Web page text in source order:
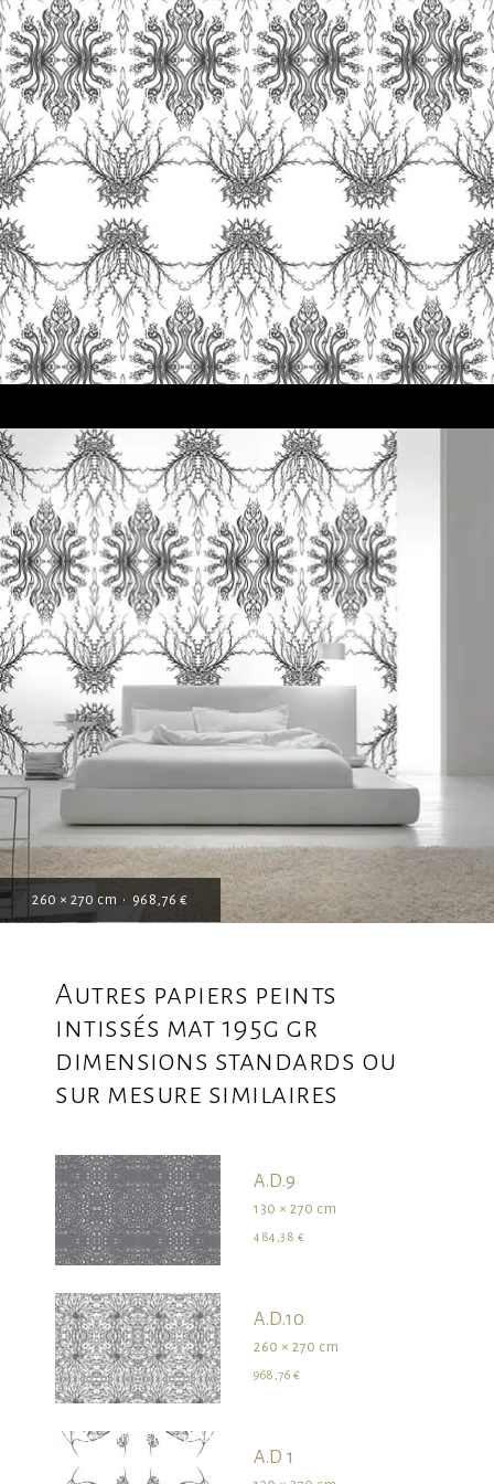
260 × 270 cm • 968,76 €
survolez les dimensions pour visualiser le produit dans son ensemble
Autres papiers peints
intissés mat 195g gr
dimensions standards ou
sur mesure similaires
A.D.9
130 × 270 cm
484,38 €
A.D.10
260 × 270 cm
968,76 €
A.D 1